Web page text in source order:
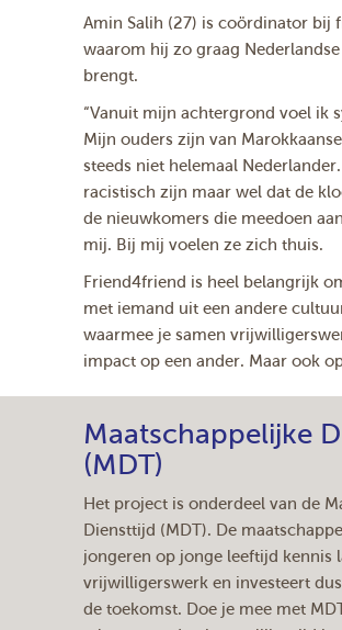
Amin Salih (27) is coördinator bij
waarom hij zo graag
brengt.
“Vanuit mijn achtergrond voel ik
Mijn ouders zijn van
steeds niet helemaal
racistisch zijn maar wel dat de
de nieuwkomers die meedoen
mij. Bij mij voelen ze zich thuis.
Friend4friend is heel belangrijk
met iemand uit een andere
waarmee je samen
impact op een ander. Maar ook
Maatschappelijke
(MDT)
Het project is onderdeel van de
Diensttijd (MDT). De
jongeren op jonge leeftijd kennis
vrijwilligerswerk en investeert
de toekomst. Doe je mee met